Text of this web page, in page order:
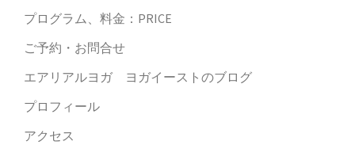
プログラム、料金：PRICE
ご予約・お問合せ
エアリアルヨガ ヨガイーストのブログ
プロフィール
アクセス